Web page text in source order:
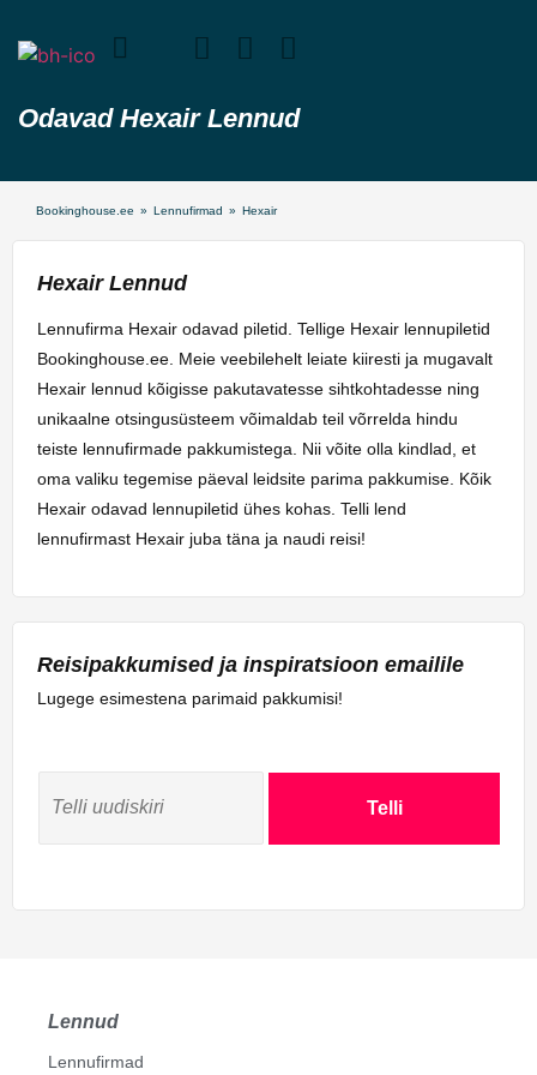
Odavad Hexair Lennud
Bookinghouse.ee » Lennufirmad » Hexair
Hexair Lennud
Lennufirma Hexair odavad piletid. Tellige Hexair lennupiletid
Bookinghouse.ee. Meie veebilehelt leiate kiiresti ja mugavalt
Hexair lennud kõigisse pakutavatesse sihtkohtadesse ning
unikaalne otsingusüsteem võimaldab teil võrrelda hindu
teiste lennufirmade pakkumistega. Nii võite olla kindlad, et
oma valiku tegemise päeval leidsite parima pakkumise. Kõik
Hexair odavad lennupiletid ühes kohas. Telli lend
lennufirmast Hexair juba täna ja naudi reisi!
Reisipakkumised ja inspiratsioon emailile
Lugege esimestena parimaid pakkumisi!
Telli
Lennud
Lennufirmad